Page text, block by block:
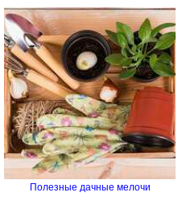
Полезные дачные мелочи